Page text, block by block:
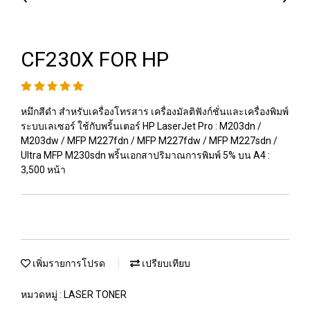
CF230X FOR HP
หมึกสีดำ สำหรับเครื่องโทรสาร เครื่องมัลติฟังก์ชั่นและเครื่องพิมพ์
ระบบเลเซอร์ ใช้กับพริ้นเตอร์ HP LaserJet Pro : M203dn /
M203dw / MFP M227fdn / MFP M227fdw / MFP M227sdn /
Ultra MFP M230sdn พริ้นเอกสาปริมาณการพิมพ์ 5% บน A4 :
3,500 หน้า
เพิ่มรายการโปรด เปรียบเทียบ
หมวดหมู่ : LASER TONER